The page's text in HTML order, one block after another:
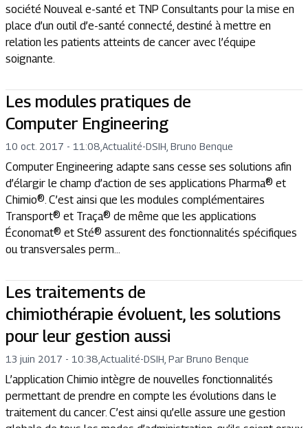
société Nouveal e-santé et TNP Consultants pour la mise en
place d’un outil d’e-santé connecté, destiné à mettre en
relation les patients atteints de cancer avec l’équipe
soignante.
Les modules pratiques de
Computer Engineering
10 oct. 2017 - 11:08 Actualité-DSIH, Bruno Benque
Computer Engineering adapte sans cesse ses solutions afin
d’élargir le champ d’action de ses applications Pharma® et
Chimio®. C’est ainsi que les modules complémentaires
Transport® et Traça® de même que les applications
Économat® et Sté® assurent des fonctionnalités spécifiques
ou transversales perm...
Les traitements de
chimiothérapie évoluent, les solutions
pour leur gestion aussi
13 juin 2017 - 10:38 Actualité-DSIH, Par Bruno Benque
L’application Chimio intègre de nouvelles fonctionnalités
permettant de prendre en compte les évolutions dans le
traitement du cancer. C’est ainsi qu’elle assure une gestion